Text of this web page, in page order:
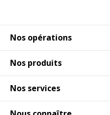
Nos opérations
Nos produits
Nos services